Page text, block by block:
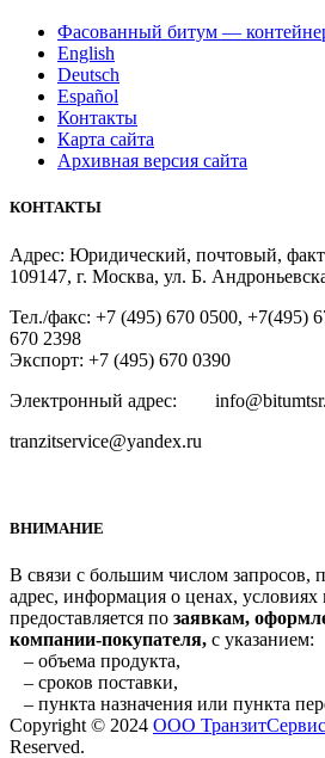
Фасованный битум —
English
Deutsch
Español
Контакты
Карта сайта
Архивная версия сайта
КОНТАКТЫ
Адрес: Юридический, почтовый,
109147, г. Москва, ул. Б.
Тел./факс: +7 (495) 670 0500, +7(495)
670 2398
Экспорт: +7 (495) 670 0390
Электронный адрес:
tranzitservice@yandex.ru
ВНИМАНИЕ
В связи с большим числом
адрес, информация о ценах, условиях
предоставляется по заявкам,
компании-покупателя, с указанием:
– объема продукта,
– сроков поставки,
– пункта назначения или пункта
Copyright © 2024 ООО
Reserved.